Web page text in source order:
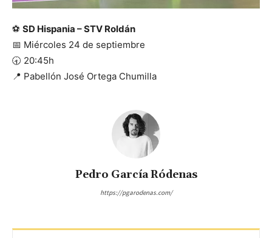
⚽ SD Hispania – STV Roldán
📅 Miércoles 24 de septiembre
🕣 20:45h
📍 Pabellón José Ortega Chumilla
Pedro García Ródenas
https://pgarodenas.com/